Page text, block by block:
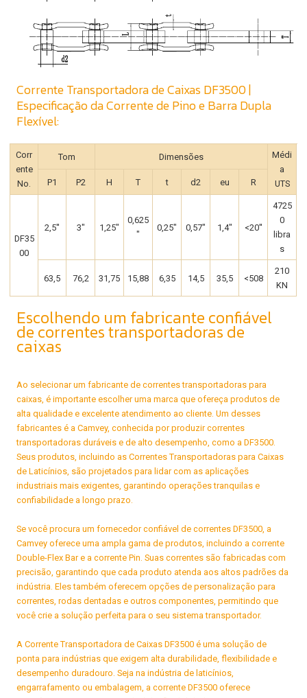
Corrente Transportadora de Caixas DF3500 |
Especificação da Corrente de Pino e Barra Dupla
Flexível:
Corr
ente
No.
Tom Dimensões
Médi
a
UTS
P1 P2 H T t d2 eu R
DF35
00
2,5'' 3" 1,25"
0,625
"
0,25" 0,57" 1,4" <20''
4725
0
libra
s
63,5 76,2 31,75 15,88 6,35 14,5 35,5 <508
210
KN
Escolhendo um fabricante confiável
de correntes transportadoras de
caixas
Ao selecionar um fabricante de correntes transportadoras para
caixas, é importante escolher uma marca que ofereça produtos de
alta qualidade e excelente atendimento ao cliente. Um desses
fabricantes é a Camvey, conhecida por produzir correntes
transportadoras duráveis e de alto desempenho, como a DF3500.
Seus produtos, incluindo as Correntes Transportadoras para Caixas
de Laticínios, são projetados para lidar com as aplicações
industriais mais exigentes, garantindo operações tranquilas e
confiabilidade a longo prazo.
Se você procura um fornecedor confiável de correntes DF3500, a
Camvey oferece uma ampla gama de produtos, incluindo a corrente
Double-Flex Bar e a corrente Pin. Suas correntes são fabricadas com
precisão, garantindo que cada produto atenda aos altos padrões da
indústria. Eles também oferecem opções de personalização para
correntes, rodas dentadas e outros componentes, permitindo que
você crie a solução perfeita para o seu sistema transportador.
A Corrente Transportadora de Caixas DF3500 é uma solução de
ponta para indústrias que exigem alta durabilidade, flexibilidade e
desempenho duradouro. Seja na indústria de laticínios,
engarrafamento ou embalagem, a corrente DF3500 oferece